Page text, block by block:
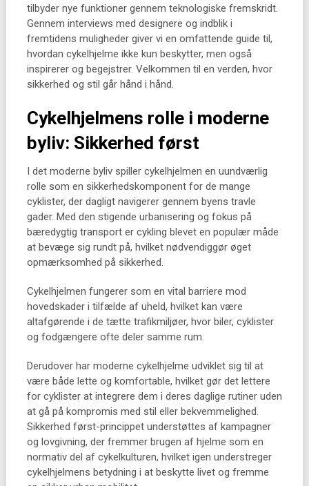
tilbyder nye funktioner gennem teknologiske fremskridt.
Gennem interviews med designere og indblik i
fremtidens muligheder giver vi en omfattende guide til,
hvordan cykelhjelme ikke kun beskytter, men også
inspirerer og begejstrer. Velkommen til en verden, hvor
sikkerhed og stil går hånd i hånd.
Cykelhjelmens rolle i moderne
byliv: Sikkerhed først
I det moderne byliv spiller cykelhjelmen en uundværlig
rolle som en sikkerhedskomponent for de mange
cyklister, der dagligt navigerer gennem byens travle
gader. Med den stigende urbanisering og fokus på
bæredygtig transport er cykling blevet en populær måde
at bevæge sig rundt på, hvilket nødvendiggør øget
opmærksomhed på sikkerhed.
Cykelhjelmen fungerer som en vital barriere mod
hovedskader i tilfælde af uheld, hvilket kan være
altafgørende i de tætte trafikmiljøer, hvor biler, cyklister
og fodgængere ofte deler samme rum.
Derudover har moderne cykelhjelme udviklet sig til at
være både lette og komfortable, hvilket gør det lettere
for cyklister at integrere dem i deres daglige rutiner uden
at gå på kompromis med stil eller bekvemmelighed.
Sikkerhed først-princippet understøttes af kampagner
og lovgivning, der fremmer brugen af hjelme som en
normativ del af cykelkulturen, hvilket igen understreger
cykelhjelmens betydning i at beskytte livet og fremme